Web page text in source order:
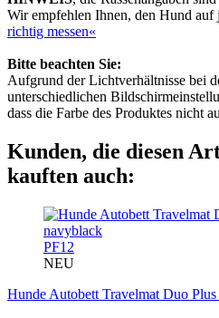
Wir empfehlen Ihnen, den Hund auf
richtig messen«
Bitte beachten Sie:
Aufgrund der Lichtverhältnisse bei
unterschiedlichen
dass die Farbe des Produktes nicht
Kunden, die diesen
kauften auch:
PF12
NEU
Hunde Autobett Travelmat Duo